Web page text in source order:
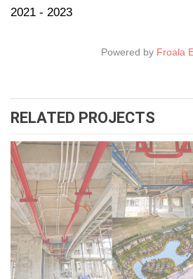
2021 - 2023
Powered by Froala
RELATED PROJECTS